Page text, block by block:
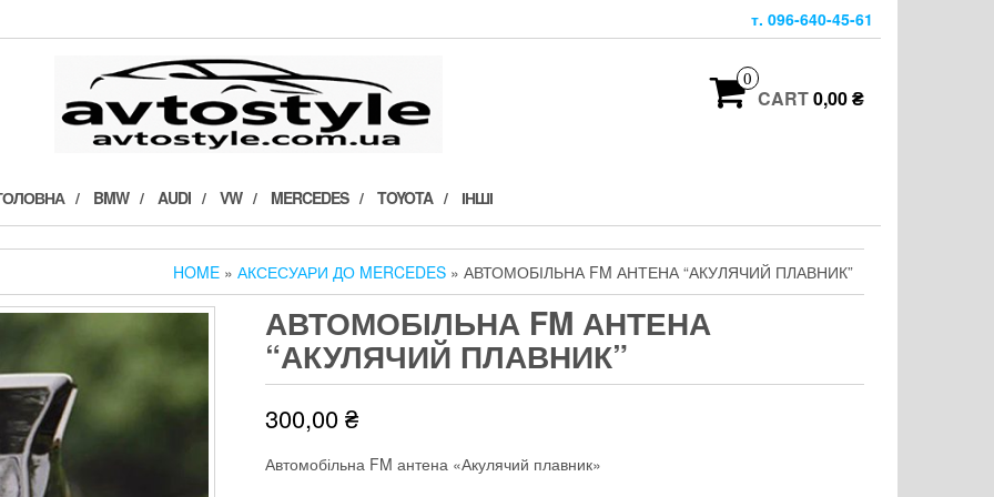
т. 096-640-45-61
0
CART0,00 ₴
BMW AUDI VW MERCEDES TOYOTA ІНШІ
HOME » АКСЕСУАРИ ДО MERCEDES » АВТОМОБІЛЬНА FM АНТЕНА “АКУЛЯЧИЙ ПЛАВНИК”
АВТОМОБІЛЬНА FM АНТЕНА
“АКУЛЯЧИЙ ПЛАВНИК”
300,00₴
Автомобільна FM антена «Акулячий плавник»